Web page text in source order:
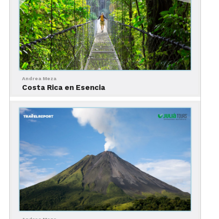
variedad de servicios comerciales y turísticos de
gran calidad. Los pueblos rurales, por su parte, son
pintorescos y ofrecen un vistazo de la Costa Rica
de antaño, grandes plantaciones y beneficios de
café, trapiches y lecherías.
En una estadía en el Valle Central, no se puede
perder visitar la ciudad de San José y sus museos,
Orosí, las Ruinas de Ujarrás con su mirador, la
Basílica de Los Ángeles, San Gerardo de Dota, el
Cerro Buena Vista conocido también como el
Cerro de la Muerte y la ciudad de Puriscal.
Pacífico Norte
Andrea Meza
Costa Rica en Esencia